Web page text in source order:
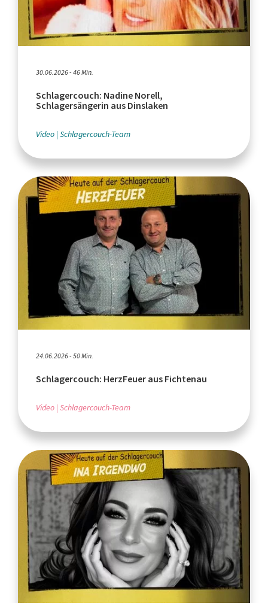
30.06.2026 - 46 Min.
Schlagercouch: Nadine Norell,
Schlagersängerin aus Dinslaken
Video Schlagercouch-Team
24.06.2026 - 50 Min.
Schlagercouch: HerzFeuer aus Fichtenau
Video Schlagercouch-Team